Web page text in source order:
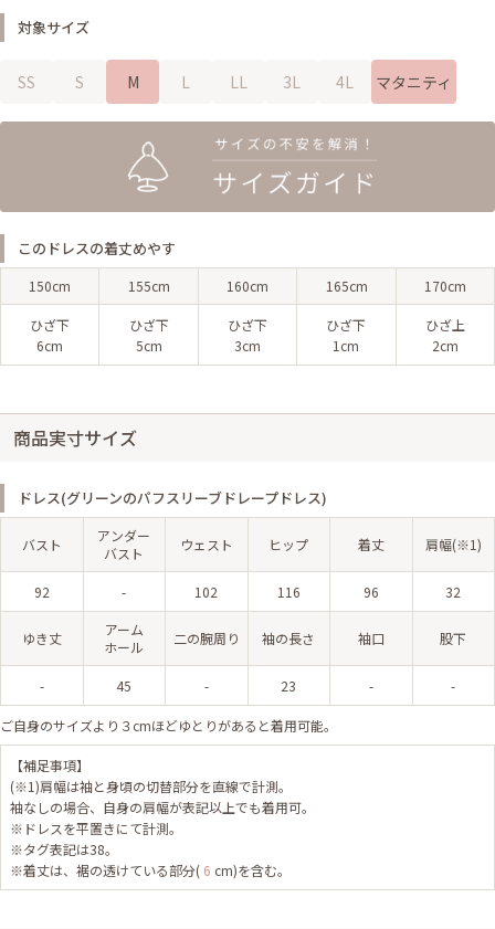
対象サイズ
SS S M L LL 3L 4L マタニティ
このドレスの着丈めやす
150cm 155cm 160cm 165cm 170cm
ひざ下
6cm
ひざ下
5cm
ひざ下
3cm
ひざ下
1cm
ひざ上
2cm
商品実寸サイズ
ドレス(グリーンのパフスリーブドレープドレス)
バスト
アンダー
バスト
ウェスト ヒップ 着丈 肩幅(※1)
92 - 102 116 96 32
ゆき丈
アーム
ホール
二の腕周り 袖の長さ 袖口 股下
- 45 - 23 - -
ご自身のサイズより３cmほどゆとりがあると着用可能。
【補足事項】
(※1)肩幅は袖と身頃の切替部分を直線で計測。
袖なしの場合、自身の肩幅が表記以上でも着用可。
※ドレスを平置きにて計測。
※タグ表記は38。
※着丈は、裾の透けている部分( 6 cm)を含む。